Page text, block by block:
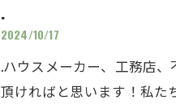
.
2024/10/17
.ハウスメーカー、工務店
頂ければと思います！私た